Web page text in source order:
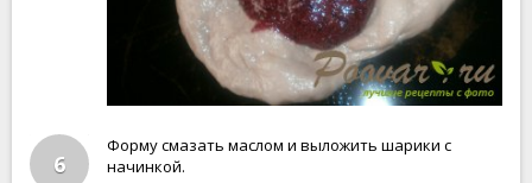
6
Форму смазать маслом и выложить шарики с
начинкой.